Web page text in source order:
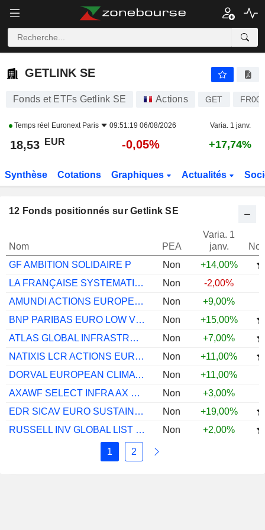
GETLINK SE
GETLINK SE
Fonds et ETFs Getlink SE Actions GET
Temps réel Euronext Paris 09:51:19 06/08/2026 Varia. 1 janv.
18,53 EUR -0,05% +17,74%
Synthèse Cotations Graphiques Actualités
12 Fonds positionnés sur Getlink SE
Nom PEA
Varia. 1
janv.
GF AMBITION SOLIDAIRE P
Non
+14,00%
LA FRANÇAISE SYSTEMATIC GLB LIST INFR R
Non
-2,00%
AMUNDI ACTIONS EUROPE ENVIRONNEMENT P
Non
+9,00%
BNP PARIBAS EURO LOW VOL EQUITY CL E ...
Non
+15,00%
ATLAS GLOBAL INFRASTRUCTURE BGBPUNHEDGED
Non
+7,00%
NATIXIS LCR ACTIONS EURO ESG I
Non
+11,00%
DORVAL EUROPEAN CLIMATE INITIATIVE IC
Non
+11,00%
AXAWF SELECT INFRA AX EUR
Non
+3,00%
EDR SICAV EURO SUSTAINABLE EQ I EUR
Non
+19,00%
RUSSELL INV GLOBAL LIST INFRAS I USD
Non +2,00%
1 2